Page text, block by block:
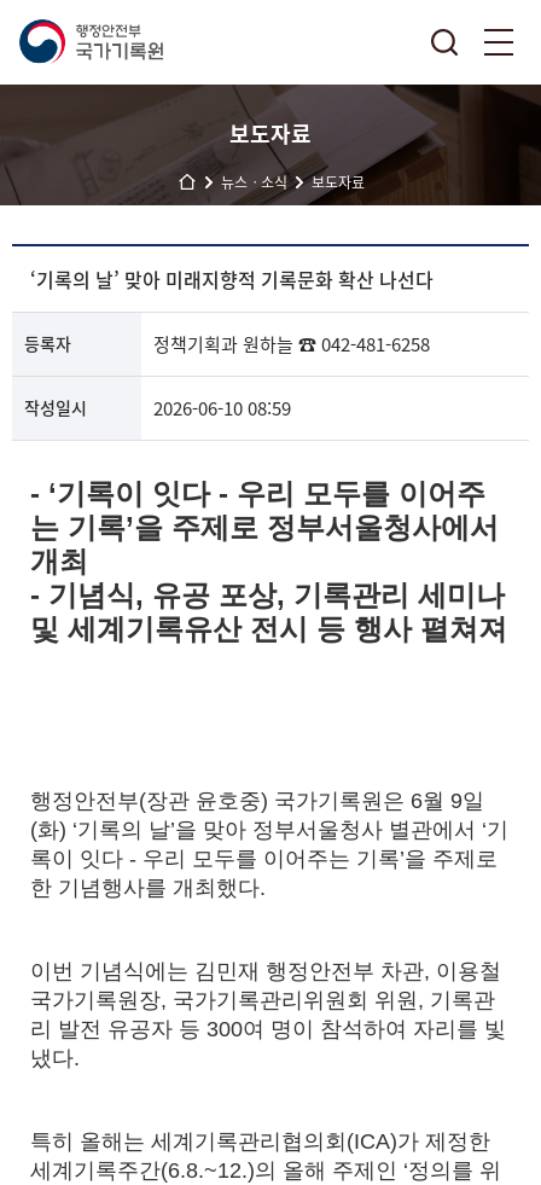
보도자료
뉴스ㆍ소식 보도자료
‘기록의 날’ 맞아 미래지향적 기록문화 확산 나선다
등록자 정책기획과원하늘 ☎ 042-481-6258
작성일시 2026-06-10 08:59
- ‘기록이 잇다 - 우리 모두를 이어주
는 기록’을 주제로 정부서울청사에서
개최
- 기념식, 유공 포상, 기록관리 세미나
및 세계기록유산 전시 등 행사 펼쳐져
행정안전부(장관 윤호중) 국가기록원은 6월 9일
(화) ‘기록의 날’을 맞아 정부서울청사 별관에서 ‘기
록이 잇다 - 우리 모두를 이어주는 기록’을 주제로
한 기념행사를 개최했다.
이번 기념식에는 김민재 행정안전부 차관, 이용철
국가기록원장, 국가기록관리위원회 위원 , 기록관
리 발전 유공자 등 300여 명이 참석하여 자리를 빛
냈다.
특히 올해는 세계기록관리협의회 (ICA)가 제정한
세계기록주간(6.8.~12.)의 올해 주제인 ‘정의를 위